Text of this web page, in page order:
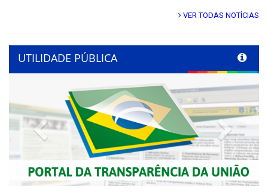
VER TODAS NOTÍCIAS
UTILIDADE PÚBLICA
Previous Next